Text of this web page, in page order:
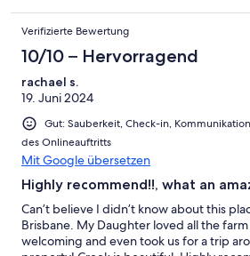
Verifizierte Bewertung
10/10 – Hervorragend
rachael s.
19. Juni 2024
Gut: Sauberkeit, Check-in,
des Onlineauftritts
Mit Google übersetzen
Highly recommend!!, what an
Can’t believe I didn’t know about this
Brisbane. My Daughter loved all the farm
welcoming and even took us for a trip